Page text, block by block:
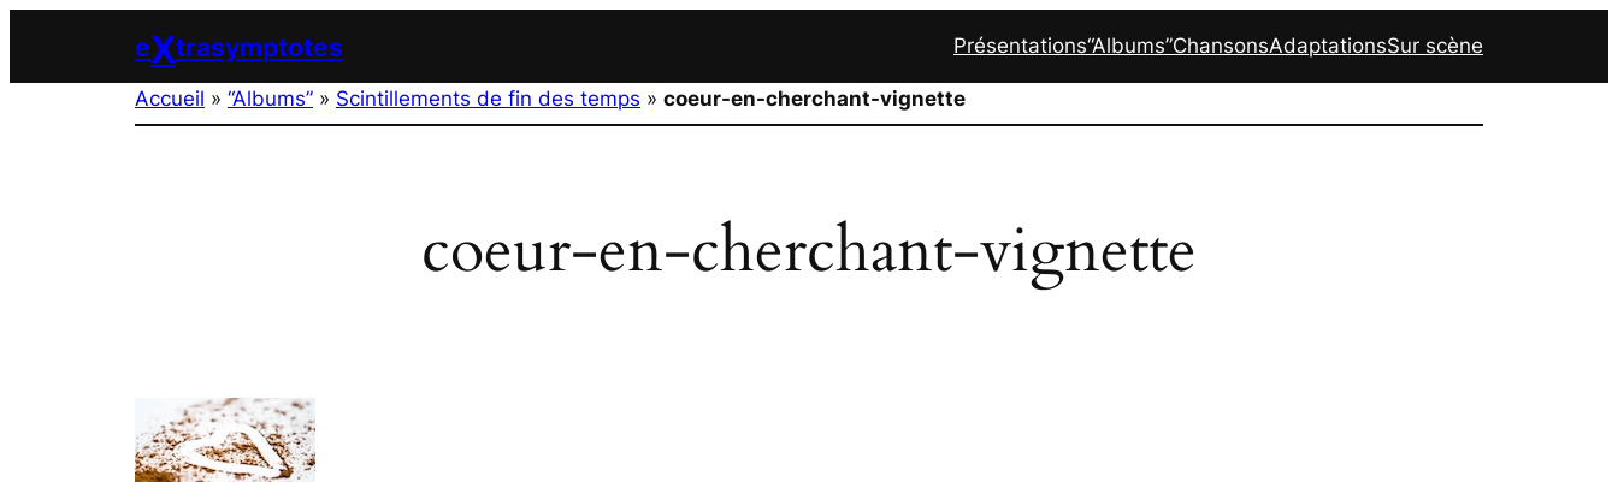
contenu
eXtrasymptotes Présentations“Albums”ChansonsAdaptationsSur scène
Accueil » “Albums” » Scintillements de fin des temps » coeur-en-cherchant-vignette
coeur-en-cherchant-vignette